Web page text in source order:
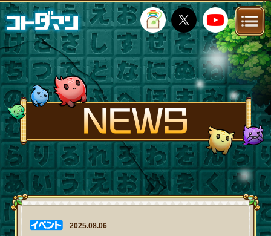
TOP STORY NEWS
FANKIT FAQ
2025.08.06